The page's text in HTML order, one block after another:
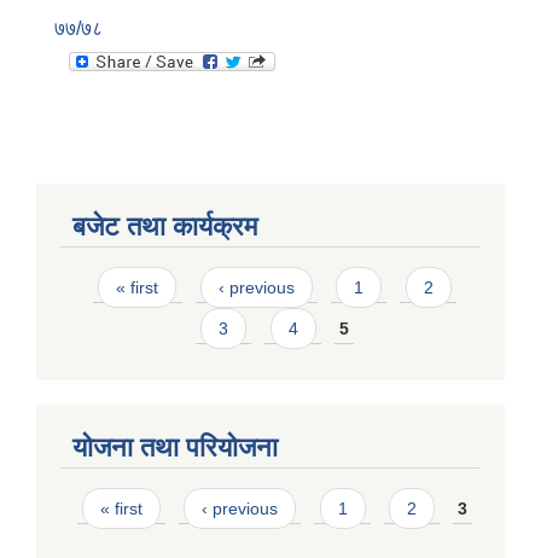
७७/७८
बजेट तथा कार्यक्रम
Pages
« first ‹ previous 1 2
3 4 5
योजना तथा परियोजना
Pages
« first ‹ previous 1 2 3